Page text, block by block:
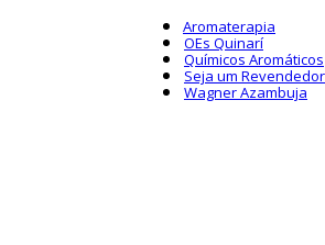
Aromaterapia
OEs Quinarí
Químicos Aromáticos
Seja um Revendedor
Wagner Azambuja